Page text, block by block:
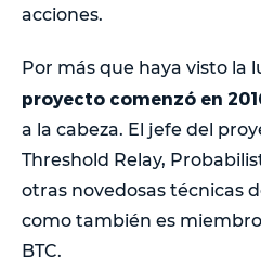
acciones.
Por más que haya visto la
proyecto comenzó en
a la cabeza. El jefe del
Threshold Relay,
otras novedosas técnicas
como también es
BTC.